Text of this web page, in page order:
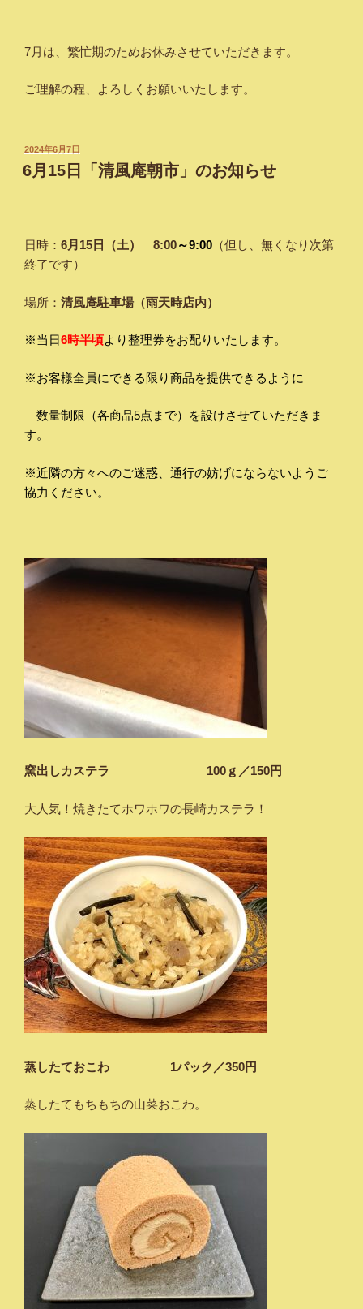
7月は、繁忙期のためお休みさせていただきます。
ご理解の程、よろしくお願いいたします。
投
稿
日:
2024年6月7日
6月15日「清風庵朝市」のお知らせ
日時： 6月15日（土） 8:00～9:00 （但し、無くなり次第
終了です）
場所： 清風庵駐車場（雨天時店内）
※当日6時半頃より整理券をお配りいたします。
※お客様全員にできる限り商品を提供できるように
数量制限（各商品5点まで）を設けさせていただきま
す。
※近隣の方々へのご迷惑、通行の妨げにならないようご
協力ください。
窯出しカステラ 100ｇ／150円
大人気！焼きたてホワホワの長崎カステラ！
蒸したておこわ 1パック／350円
蒸したてもちもちの山菜おこわ。